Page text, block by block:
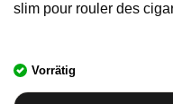
slim pour rouler des
Vorrätig